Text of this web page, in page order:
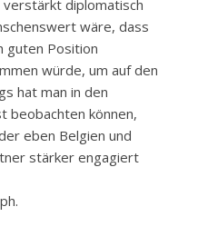
diplomatisch
wäre, dass
guten Position
würde, um auf den
hat man in den
beobachten können,
eben Belgien und
stärker engagiert